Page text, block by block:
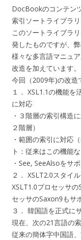
DocBookのコンテン
索引ソートライブラリ
このソートライブラ
発したものですが、
様々な多言語マニュ
改造を加えています。
今回（2009年)の改造
１． XSL1.1の機能
に対応
・３階層の索引構造
２階層）
・範囲の索引に対応
ト：従来はこの機能な
・See, SeeAlsoをサ
２． XSLT2.0スタイ
XSLT1.0プロセッサ
セッサのSaxon9もサ
３． 韓国語を正式に
現在、次の21言語の
従来の簡体字中国語